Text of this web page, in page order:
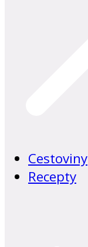
Cestoviny
Recepty